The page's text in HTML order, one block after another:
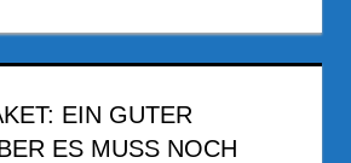
EIN GUTER
ES MUSS NOCH